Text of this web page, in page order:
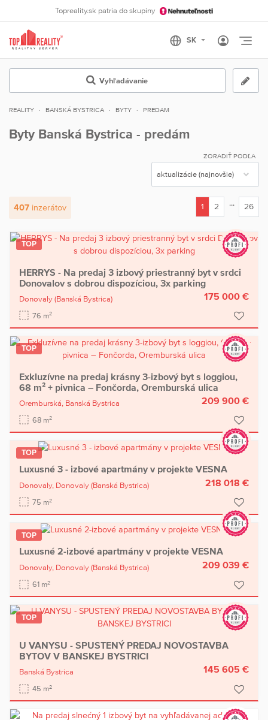
Topreality.sk patria do skupiny
Vyhľadávanie
REALITY BANSKÁ BYSTRICA BYTY PREDAM
Byty Banská Bystrica - predám
ZORADIŤ PODĽA
407 inzerátov
1
2 ... 26
TOP
HERRYS - Na predaj 3 izbový priestranný byt v srdci
Donovalov s dobrou dispozíciou, 3x parking
Donovaly (Banská Bystrica)
76 m2
175 000 €
TOP
Exkluzívne na predaj krásny 3-izbový byt s loggiou,
68 m² + pivnica – Fončorda, Oremburská ulica
Oremburská, Banská Bystrica
68 m2
209 900 €
TOP
Luxusné 3 - izbové apartmány v projekte VESNA
Donovaly, Donovaly (Banská Bystrica)
75 m2
218 018 €
TOP
Luxusné 2-izbové apartmány v projekte VESNA
Donovaly, Donovaly (Banská Bystrica)
61 m2
209 039 €
TOP
U VANYSU - SPUSTENÝ PREDAJ NOVOSTAVBA
BYTOV V BANSKEJ BYSTRICI
Banská Bystrica
45 m2
145 605 €